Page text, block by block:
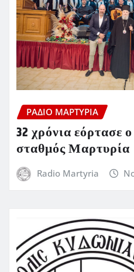
ΡΆΔΙΟ ΜΑΡΤΥΡΊΑ
32 χρόνια εόρτασε
σταθμός Μαρτυρία
Radio Martyria